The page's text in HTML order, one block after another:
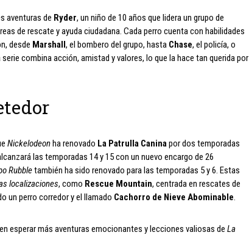
aventuras de Ryder, un niño de 10 años que lidera un grupo de
de rescate y ayuda ciudadana. Cada perro cuenta con habilidades
desde Marshall, el bombero del grupo, hasta Chase, el policía, o
combina acción, amistad y valores, lo que la hace tan querida por
Nickelodeonha renovado La Patrulla Caninapor dos temporadas
las temporadas 14 y 15 con un nuevo encargo de 26
Rubbletambién ha sido renovado para las temporadas 5 y 6. Estas
localizaciones, como Rescue Mountain, centrada en rescates de
un perro corredor y el llamado Cachorro de Nieve Abominable.
esperar más aventuras emocionantes y lecciones valiosas de La